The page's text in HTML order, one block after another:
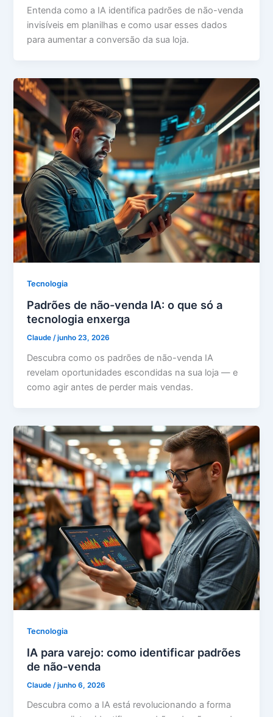
Entenda como a IA identifica padrões de não-venda
invisíveis em planilhas e como usar esses dados
para aumentar a conversão da sua loja.
Tecnologia
Padrões de não-venda IA: o que só a
tecnologia enxerga
Claude/junho 23, 2026
Descubra como os padrões de não-venda IA
revelam oportunidades escondidas na sua loja — e
como agir antes de perder mais vendas.
Tecnologia
IA para varejo: como identificar padrões
de não-venda
Claude /junho 6, 2026
Descubra como a IA está revolucionando a forma